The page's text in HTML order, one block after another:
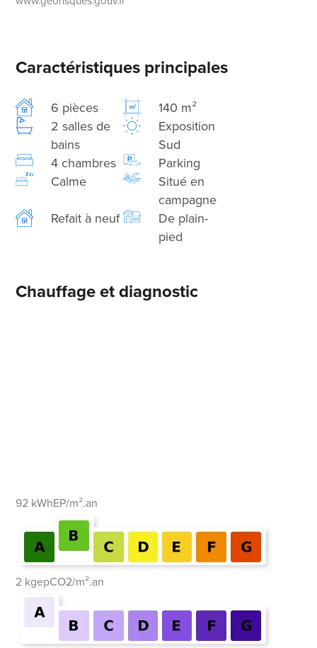
Caractéristiques principales
6 pièces
140 m²
2 salles de
bains
Exposition
Sud
4 chambres
Parking
Calme
Situé en
campagne
Refait à neuf
De plain-
pied
Chauffage et diagnostic
92 kWhEP/m².an
2 kgepCO2/m².an